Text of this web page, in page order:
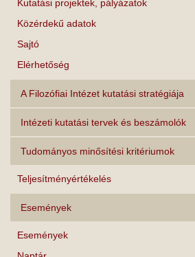
Kutatási projektek, pályázatok
Közérdekű adatok
Sajtó
Elérhetőség
A Filozófiai Intézet kutatási stratégiája
Intézeti kutatási tervek és beszámolók
Tudományos minősítési kritériumok
Teljesítményértékelés
Események
Események